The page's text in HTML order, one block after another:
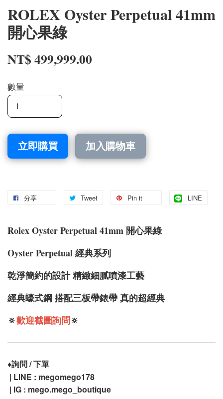
ROLEX Oyster Perpetual 41mm
開心果綠
NT$ 499,999.00
數量
立即購買 加入購物車
分享 Tweet Pin it LINE
Rolex Oyster Perpetual 41mm 開心果綠
Oyster Perpetual 經典系列
乾淨簡約的設計精緻細膩噴漆工藝
經典蠔式鋼 搭配三板帶錶帶 真的超經典
🔅歡迎截圖詢問🔅
♦️詢問 / 下單
| LINE : megomego178
| IG : mego.mego_boutique